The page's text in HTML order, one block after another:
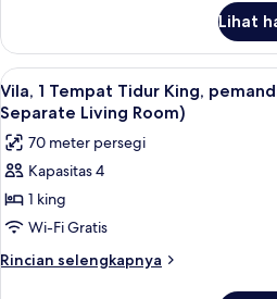
and
Sajjan-
Garh
Fort
Views)
Vila
Premium,
1
Tempat
Tidur
King
(Valley
Sajjan-
Garh
Views)
Lihat
Lihat
semua
foto
untuk
Vila,
1
Tempat
Tidur
8
Vila, 1 Tempat Tidur King,
Separate Living Room)
70 meter persegi
Kapasitas 4
1 king
Wi-Fi Gratis
Rincian selengkapnya
Rincian